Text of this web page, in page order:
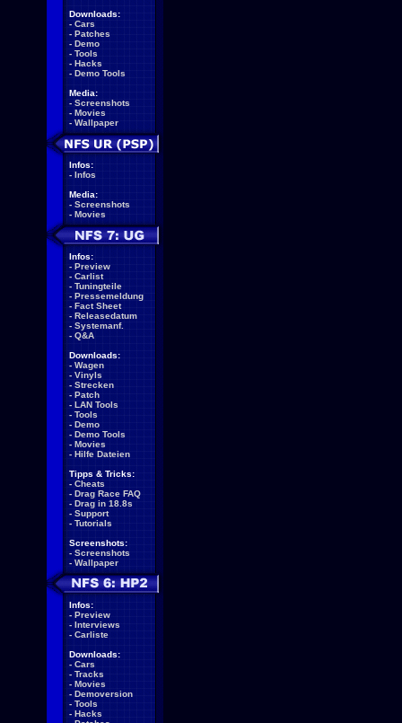
Downloads:
- Cars
- Patches
- Demo
- Tools
- Hacks
- Demo Tools
Media:
- Screenshots
- Movies
- Wallpaper
Infos:
- Infos
Media:
- Screenshots
- Movies
Infos:
- Preview
- Carlist
- Tuningteile
- Pressemeldung
- Fact Sheet
- Releasedatum
- Systemanf.
- Q&A
Downloads:
- Wagen
- Vinyls
- Strecken
- Patch
- LAN Tools
- Tools
- Demo
- Demo Tools
- Movies
- Hilfe Dateien
Tipps & Tricks:
- Cheats
- Drag Race FAQ
- Drag in 18.8s
- Support
- Tutorials
Screenshots:
- Screenshots
- Wallpaper
Infos:
- Preview
- Interviews
- Carliste
Downloads:
- Cars
- Tracks
- Movies
- Demoversion
- Tools
- Hacks